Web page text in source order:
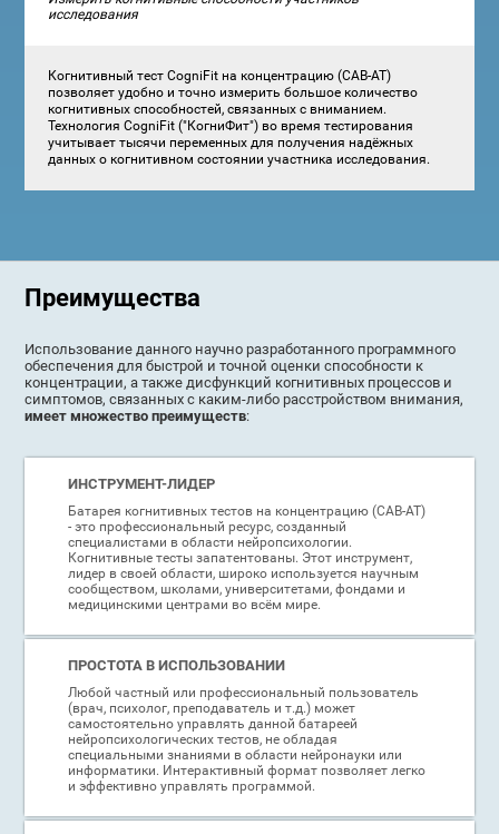
исследования
Когнитивный тест CogniFit на концентрацию (CAB-AT)
позволяет удобно и точно измерить большое количество
когнитивных способностей, связанных с вниманием.
Технология CogniFit ("КогниФит") во время тестирования
учитывает тысячи переменных для получения надёжных
данных о когнитивном состоянии участника исследования.
Преимущества
Использование данного научно разработанного программного
обеспечения для быстрой и точной оценки способности к
концентрации, а также дисфункций когнитивных процессов и
симптомов, связанных с каким-либо расстройством внимания,
имеет множество преимуществ:
ИНСТРУМЕНТ-ЛИДЕР
Батарея когнитивных тестов на концентрацию (CAB-AT)
- это профессиональный ресурс, созданный
специалистами в области нейропсихологии.
Когнитивные тесты запатентованы. Этот инструмент,
лидер в своей области, широко используется научным
сообществом, школами, университетами, фондами и
медицинскими центрами во всём мире.
ПРОСТОТА В ИСПОЛЬЗОВАНИИ
Любой частный или профессиональный пользователь
(врач, психолог, преподаватель и т.д.) может
самостоятельно управлять данной батареей
нейропсихологических тестов, не обладая
специальными знаниями в области нейронауки или
информатики. Интерактивный формат позволяет легко
и эффективно управлять программой.